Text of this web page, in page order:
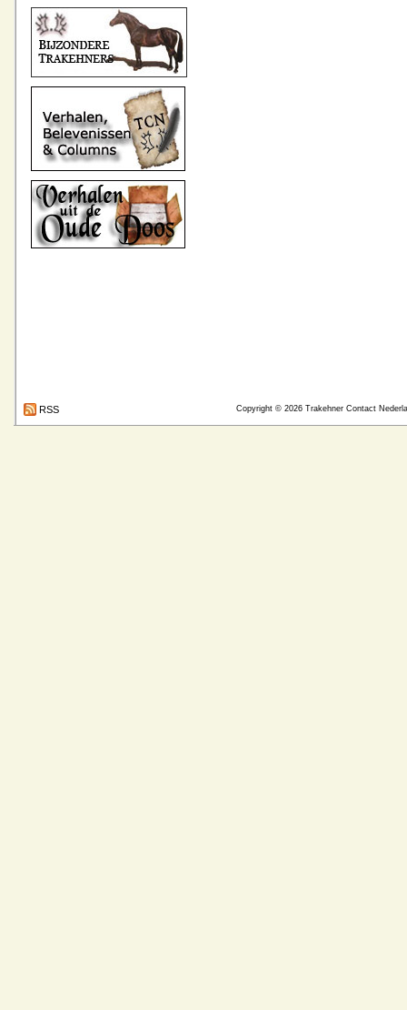
Copyright © 2026 Trakehner Contact
RSS